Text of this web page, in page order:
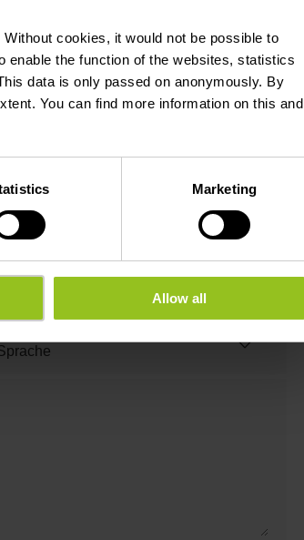
Without cookies, it would not be possible to
enable the function of the websites, statistics
data is only passed on anonymously. By
You can find more information on this and
Marketing
Allow all